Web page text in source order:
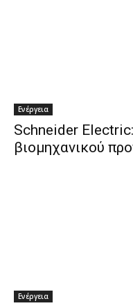
Ενέργεια
Schneider
βιομηχανικού
Ενέργεια